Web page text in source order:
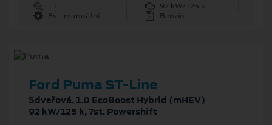
1 l
92 kW/125 k
6st. manuální
Benzín
Ford Puma ST-Line
5dveřová, 1.0 EcoBoost Hybrid (mHEV)
92 kW/125 k, 7st. Powershift